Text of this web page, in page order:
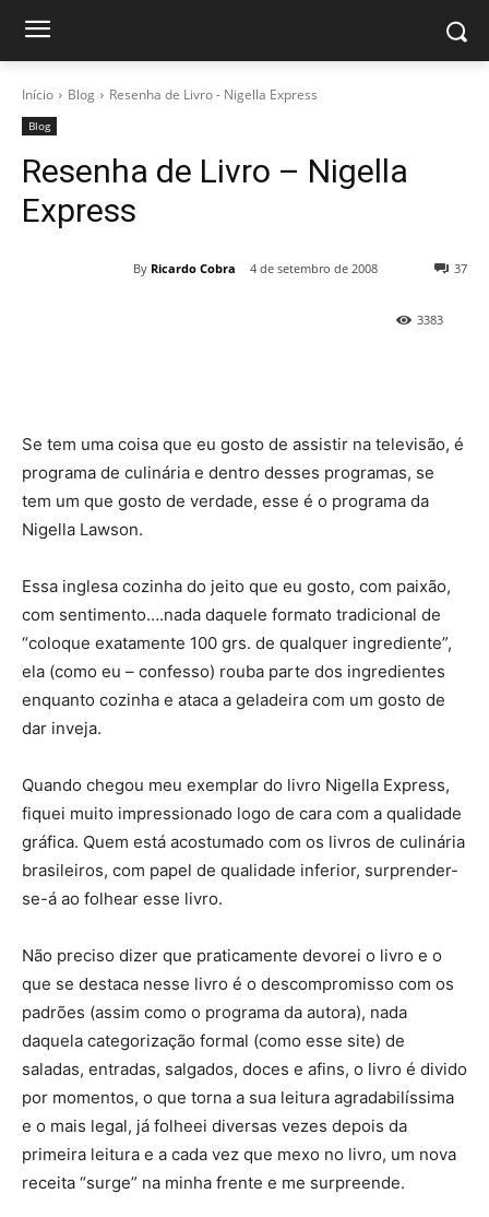
Início Blog Resenha de Livro - Nigella Express
Blog
Resenha de Livro – Nigella
Express
By Ricardo Cobra 4 de setembro de 2008 37
3383
Se tem uma coisa que eu gosto de assistir na televisão, é
programa de culinária e dentro desses programas, se
tem um que gosto de verdade, esse é o programa da
Nigella Lawson.
Essa inglesa cozinha do jeito que eu gosto, com paixão,
com sentimento….nada daquele formato tradicional de
“coloque exatamente 100 grs. de qualquer ingrediente”,
ela (como eu – confesso) rouba parte dos ingredientes
enquanto cozinha e ataca a geladeira com um gosto de
dar inveja.
Quando chegou meu exemplar do livro Nigella Express,
fiquei muito impressionado logo de cara com a qualidade
gráfica. Quem está acostumado com os livros de culinária
brasileiros, com papel de qualidade inferior, surprender-
se-á ao folhear esse livro.
Não preciso dizer que praticamente devorei o livro e o
que se destaca nesse livro é o descompromisso com os
padrões (assim como o programa da autora), nada
daquela categorização formal (como esse site) de
saladas, entradas, salgados, doces e afins, o livro é divido
por momentos, o que torna a sua leitura agradabilíssima
e o mais legal, já folheei diversas vezes depois da
primeira leitura e a cada vez que mexo no livro, um nova
receita “surge” na minha frente e me surpreende.